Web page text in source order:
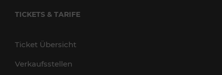
TICKETS & TARIFE
Ticket Übersicht
Verkaufsstellen